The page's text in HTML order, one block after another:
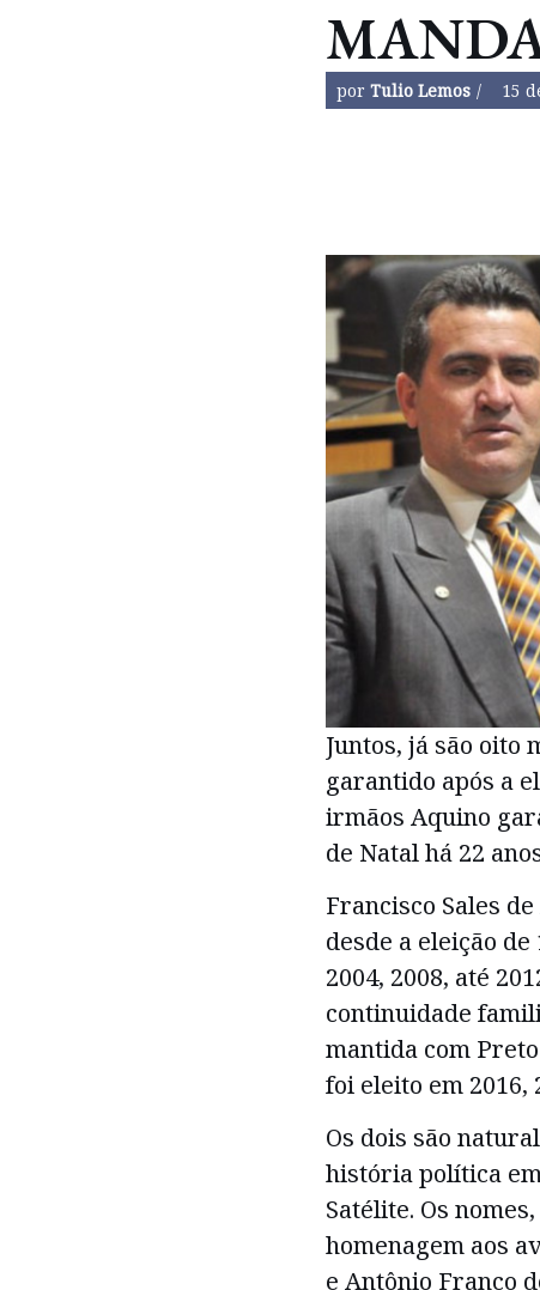
por Tulio Lemos 15
Juntos, já são oito
garantido após a
irmãos Aquino
de Natal há 22
Francisco Sales
desde a eleição de
2004, 2008, até
continuidade
mantida com
foi eleito em 2016,
Os dois são
história política
Satélite. Os
homenagem aos
e Antônio Franco